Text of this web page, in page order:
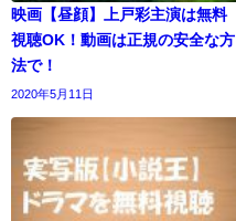
映画【昼顔】上戸彩主演は無料
視聴OK！動画は正規の安全な方
法で！
2020年5月11日